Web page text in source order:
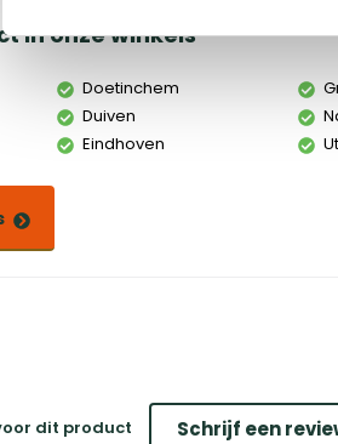
in onze winkels
Doetinchem
Duiven
Eindhoven
dit product Schrijf een